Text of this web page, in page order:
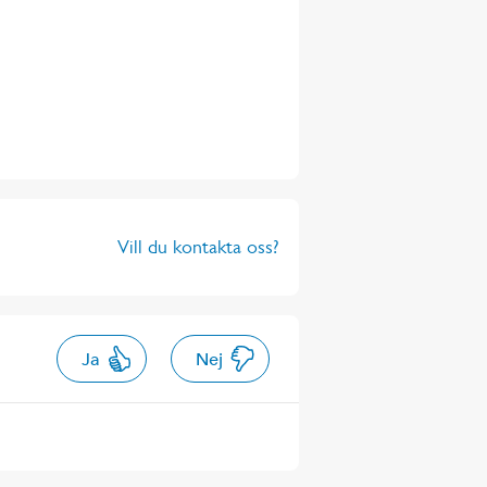
Vill du kontakta oss?
Ja Nej